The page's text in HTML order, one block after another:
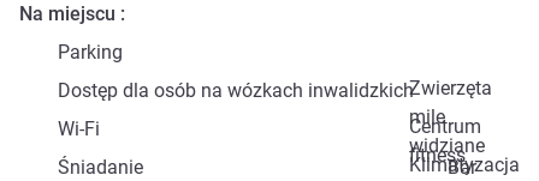
Na miejscu
Parking
Zwierzęta
mile
widziane
Dostęp dla osób na wózkach inwalidzkich
Centrum
fitness
Wi-Fi
Klimatyzacja
Śniadanie
Bar